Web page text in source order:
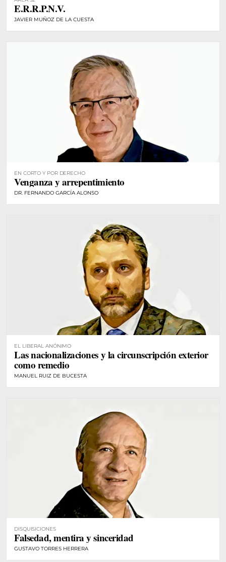
E.R.R.P.N.V.
JAVIER MUÑOZ DE LA CUESTA
EN CORTO Y POR DERECHO
Venganza y arrepentimiento
DR. FERNANDO GARCÍA ALONSO
EL LIBERAL ANÓNIMO
Las nacionalizaciones y la circunscripción exterior
como remedio
MANUEL RUIZ DE BUCESTA
DISQUISICIONES
Falsedad, mentira y sinceridad
GUSTAVO TORRES HERRERA